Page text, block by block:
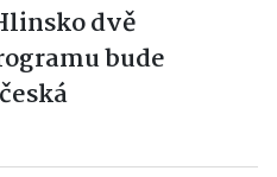
dvě
bude